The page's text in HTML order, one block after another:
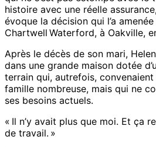
histoire avec une réelle
évoque la décision qui l’a
Chartwell Waterford, à Oakville,
Après le décès de son mari,
dans une grande maison dotée
terrain qui, autrefois,
famille nombreuse, mais qui ne
ses besoins actuels.
« Il n’y avait plus que moi. Et ça
de travail. »